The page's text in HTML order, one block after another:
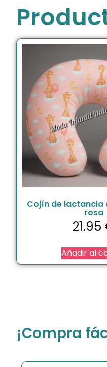
Cojín de lactancia
rosa
21.95
Añadir al
¡Compra